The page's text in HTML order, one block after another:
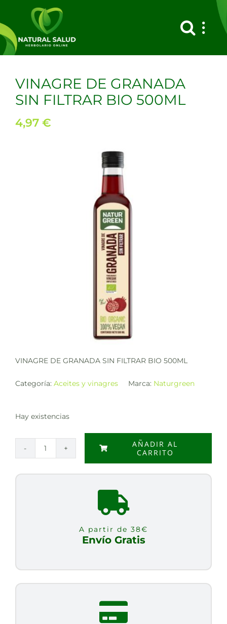
contenido
VINAGRE DE GRANADA
SIN FILTRAR BIO 500ML
4,97 €
VINAGRE DE GRANADA SIN FILTRAR BIO 500ML
Categoría: Aceites y vinagres Marca: Naturgreen
Hay existencias
VINAGRE
AÑADIR AL
CARRITO
A partir de 38€
Envío Gratis